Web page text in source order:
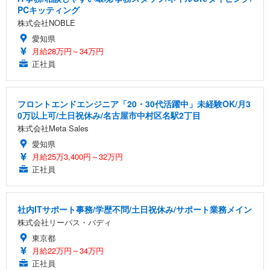
PCキッティング
株式会社NOBLE
愛知県
月給28万円～34万円
正社員
フロントエンドエンジニア「20・30代活躍中」未経験OK/月3
0万以上可/土日祝休み/名古屋市中村区名駅2丁目
株式会社Meta Sales
愛知県
月給25万3,400円～32万円
正社員
社内ITサポート事務/学歴不問/土日祝休み/サポート業務メイン
株式会社リーパス・バディ
東京都
月給22万円～34万円
正社員